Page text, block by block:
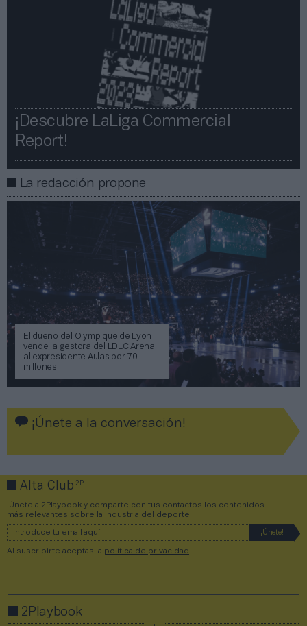
¡Descubre LaLiga Commercial
Report!​​
La redacción propone
El dueño del Olympique de Lyon
vende la gestora del LDLC Arena
al expresidente Aulas por 70
millones
¡Únete a la conversación!
Alta Club2P
¡Únete a 2Playbook y comparte con tus contactos los contenidos
más relevantes sobre la industria del deporte!
Al suscribirte aceptas la política de privacidad .
2Playbook